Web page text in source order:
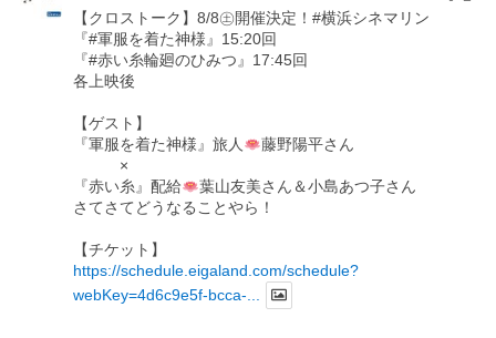
【クロストーク】8/8㊏開催決定！#横浜シネマリン
『#軍服を着た神様』15:20回
『#赤い糸輪廻のひみつ』17:45回
各上映後
【ゲスト】
『軍服を着た神様』旅人
藤野陽平さん
×
『赤い糸』配給
葉山友美さん＆小島あつ子さん
さてさてどうなることやら！
【チケット】
https://schedule.eigaland.com/schedule?
webKey=4d6c9e5f-bcca-...